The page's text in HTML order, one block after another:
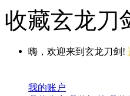
收藏玄龙刀
嗨，欢迎来到玄龙刀剑!
我的账户